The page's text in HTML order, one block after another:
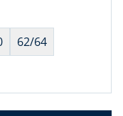
62/64